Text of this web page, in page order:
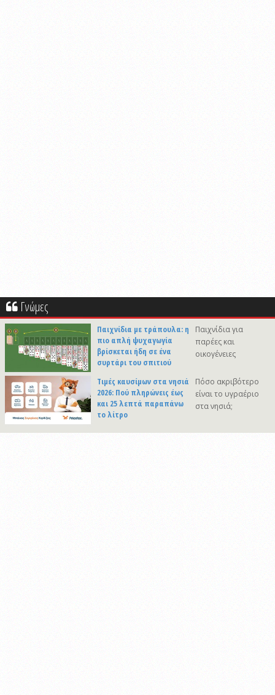
Γνώμες
Παιχνίδια με τράπουλα: η
πιο απλή ψυχαγωγία
βρίσκεται ήδη σε ένα
συρτάρι του σπιτιού
Παιχνίδια για
παρέες και
οικογένειες
Τιμές καυσίμων στα νησιά
2026: Πού πληρώνεις έως
και 25 λεπτά παραπάνω
το λίτρο
Πόσο ακριβότερο
είναι το υγραέριο
στα νησιά;